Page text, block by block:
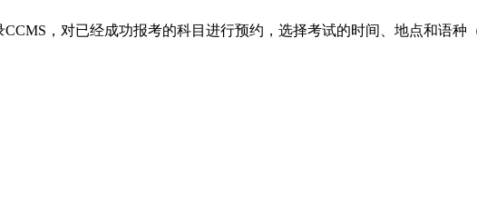
，对已经成功报考的科目进行预约，选择考试的时间、地点和语种